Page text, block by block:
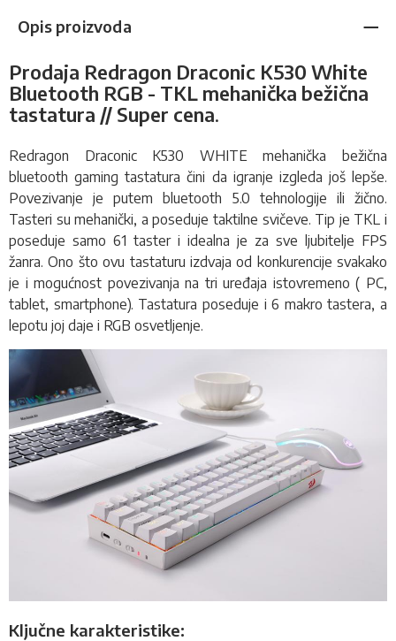
Opis proizvoda
Prodaja Redragon Draconic K530 White
Bluetooth RGB - TKL mehanička bežična
tastatura // Super cena.
Redragon Draconic K530 WHITE mehanička bežična
bluetoothgaming tastatura čini da igranje izgleda još lepše.
Povezivanje je putem bluetooth 5.0 tehnologije ili žično.
Tasteri su mehanički, a poseduje taktilne svičeve. Tip je TKL i
poseduje samo 61 taster i idealna je za sve ljubitelje FPS
žanra. Ono što ovu tastaturu izdvaja od konkurencije svakako
je i mogućnost povezivanja na tri uređaja istovremeno ( PC,
tablet, smartphone). Tastatura poseduje i 6 makro tastera, a
lepotu joj daje i RGB osvetljenje.
Ključne karakteristike: